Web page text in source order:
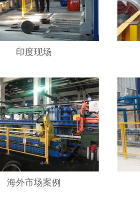
印度现场
海外市场案例